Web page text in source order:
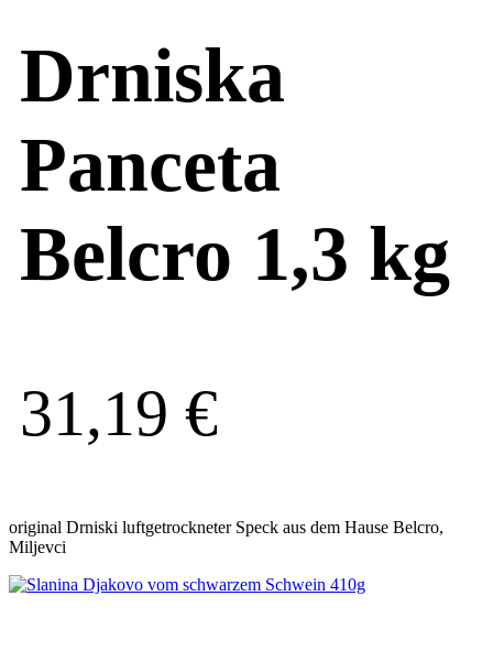
Drniska
Panceta
Belcro 1,3 kg
31,19 €
original Drniski luftgetrockneter Speck aus dem Hause Belcro,
Miljevci